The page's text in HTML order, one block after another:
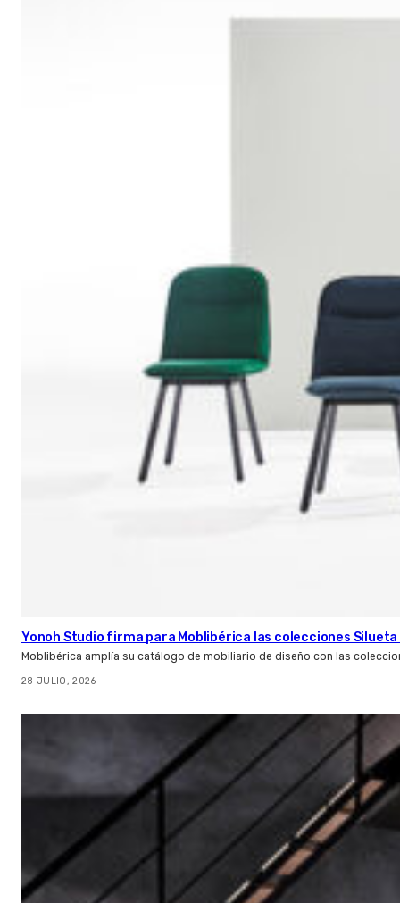
Yonoh Studio firma para Moblibérica las colecciones Silueta
Moblibérica amplía su catálogo de mobiliario de diseño con las
28 JULIO, 2026